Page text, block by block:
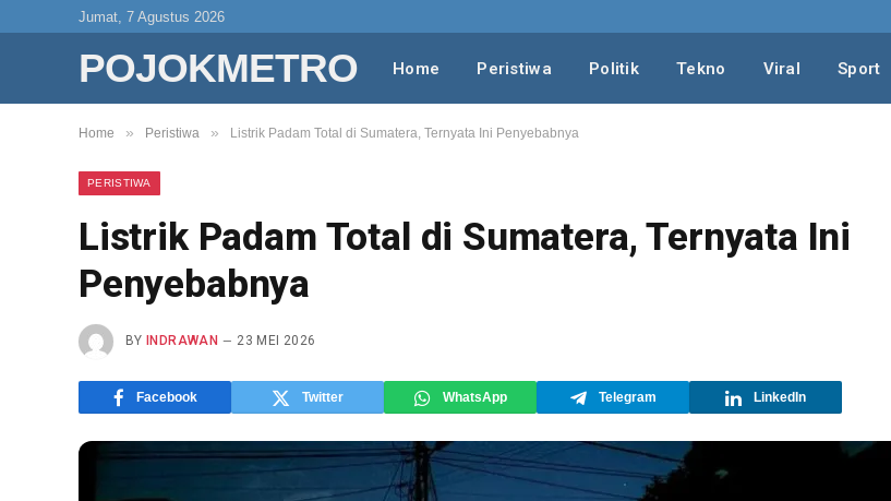
Jumat, 7 Agustus 2026
POJOKMETRO Home Peristiwa Politik Tekno Viral Sport
Home » Peristiwa » Listrik Padam Total di Sumatera, Ternyata Ini Penyebabnya
PERISTIWA
Listrik Padam Total di Sumatera, Ternyata Ini
Penyebabnya
BY INDRAWAN 23 MEI 2026
Facebook Twitter WhatsApp Telegram LinkedIn